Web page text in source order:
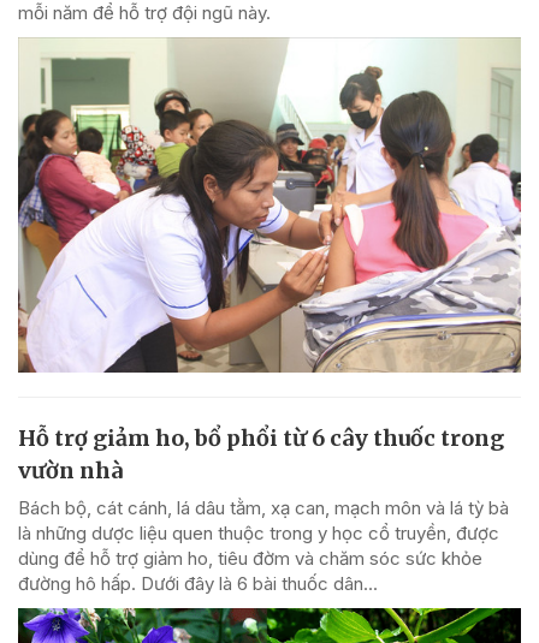
mỗi năm để hỗ trợ đội ngũ này.
Hỗ trợ giảm ho, bổ phổi từ 6 cây thuốc trong
vườn nhà
Bách bộ, cát cánh, lá dâu tằm, xạ can, mạch môn và lá tỳ bà
là những dược liệu quen thuộc trong y học cổ truyền, được
dùng để hỗ trợ giảm ho, tiêu đờm và chăm sóc sức khỏe
đường hô hấp. Dưới đây là 6 bài thuốc dân...